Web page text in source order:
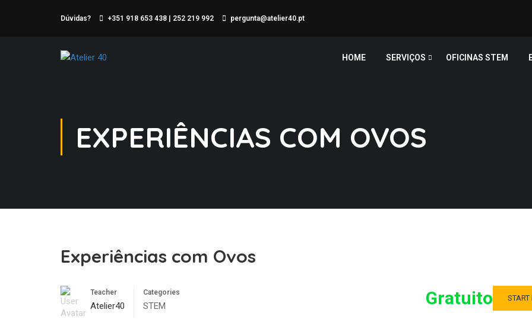
Dúvidas? +351 918 653 438 | 252 219 992 pergunta@atelier40.pt
HOME SERVIÇOS OFICINAS STEM
EXPERIÊNCIAS COM OVOS
Experiências com Ovos
Teacher
Atelier40
Categories
STEM Gratuito START